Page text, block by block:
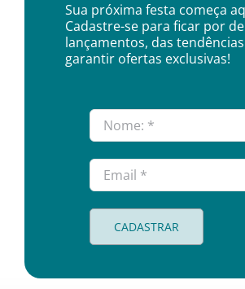
Sua próxima festa começa
Cadastre-se para ficar por
lançamentos, das
garantir ofertas exclusivas!
CADASTRAR